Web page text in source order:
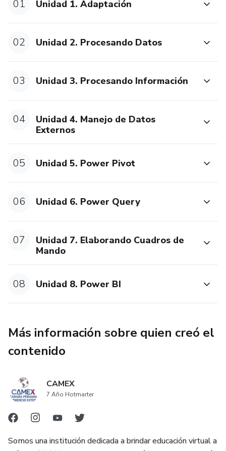
01 Unidad 1. Adaptación
02 Unidad 2. Procesando Datos
03 Unidad 3. Procesando Información
04
Unidad 4. Manejo de Datos
Externos
05 Unidad 5. Power Pivot
06 Unidad 6. Power Query
07
Unidad 7. Elaborando Cuadros de
Mando
08 Unidad 8. Power BI
Más información sobre quien creó el
contenido
CAMEX
7 Año Hotmarter
Somos una institución dedicada a brindar educación virtual a